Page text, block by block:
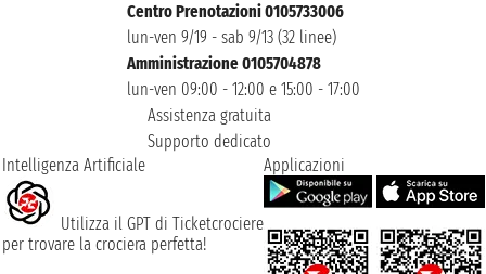
Centro Prenotazioni 0105733006
lun-ven 9/19 - sab 9/13 (32 linee)
Amministrazione 0105704878
lun-ven 09:00 - 12:00 e 15:00 - 17:00
Assistenza gratuita
Supporto dedicato
Intelligenza Artificiale
Utilizza il GPT di Ticketcrociere
per trovare la crociera perfetta!
Applicazioni